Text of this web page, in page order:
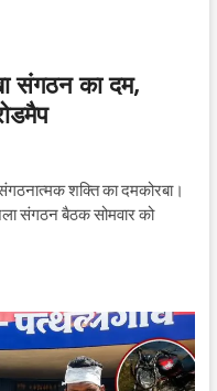
संगठन का दम,
शक्ति का दमकोरबा।
संगठन बैठक सोमवार को